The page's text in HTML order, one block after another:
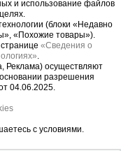
влажности
форма
по
делает её
широко
создания
и использование файлов
(блоки «Недавно
«Похожие товары»).
«Сведения о
Реклама) осуществляют
разрешения
04.06.2025.
с условиями.